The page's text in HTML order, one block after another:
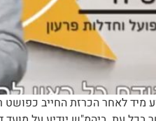
לאחר הכרזת החייב כפושט